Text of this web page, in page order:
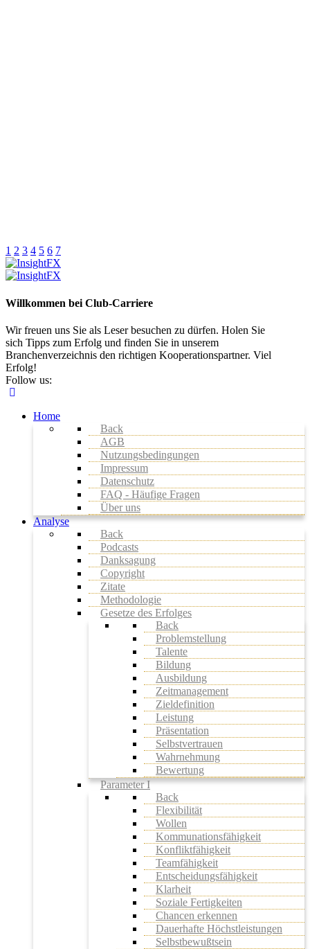
1 2 3 4 5 6 7
Willkommen bei Club-Carriere
Wir freuen uns Sie als Leser besuchen zu dürfen. Holen Sie
sich Tipps zum Erfolg und finden Sie in unserem
Branchenverzeichnis den richtigen Kooperationspartner. Viel
Erfolg!
Follow us:
Home
Back
AGB
Nutzungsbedingungen
Impressum
Datenschutz
FAQ - Häufige Fragen
Über uns
Analyse
Back
Podcasts
Danksagung
Copyright
Zitate
Methodologie
Gesetze des Erfolges
Back
Problemstellung
Talente
Bildung
Ausbildung
Zeitmanagement
Zieldefinition
Leistung
Präsentation
Selbstvertrauen
Wahrnehmung
Bewertung
Parameter I
Back
Flexibilität
Wollen
Kommunationsfähigkeit
Konfliktfähigkeit
Teamfähigkeit
Entscheidungsfähigkeit
Klarheit
Soziale Fertigkeiten
Chancen erkennen
Dauerhafte Höchstleistungen
Selbstbewußtsein